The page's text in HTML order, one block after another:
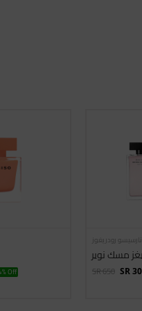
Off
نارسيسو رودريغوز
مسك نوير
SR 650 SR